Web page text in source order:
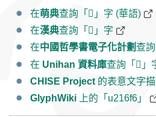
在萌典查詢「𡛶」字 (華語)
在漢典查詢「𡛶」字
在中國哲學書電子化計劃查詢
在 Unihan 資料庫查詢「𡛶」
CHISE Project 的表意文字
GlyphWiki 上的「u216f6」